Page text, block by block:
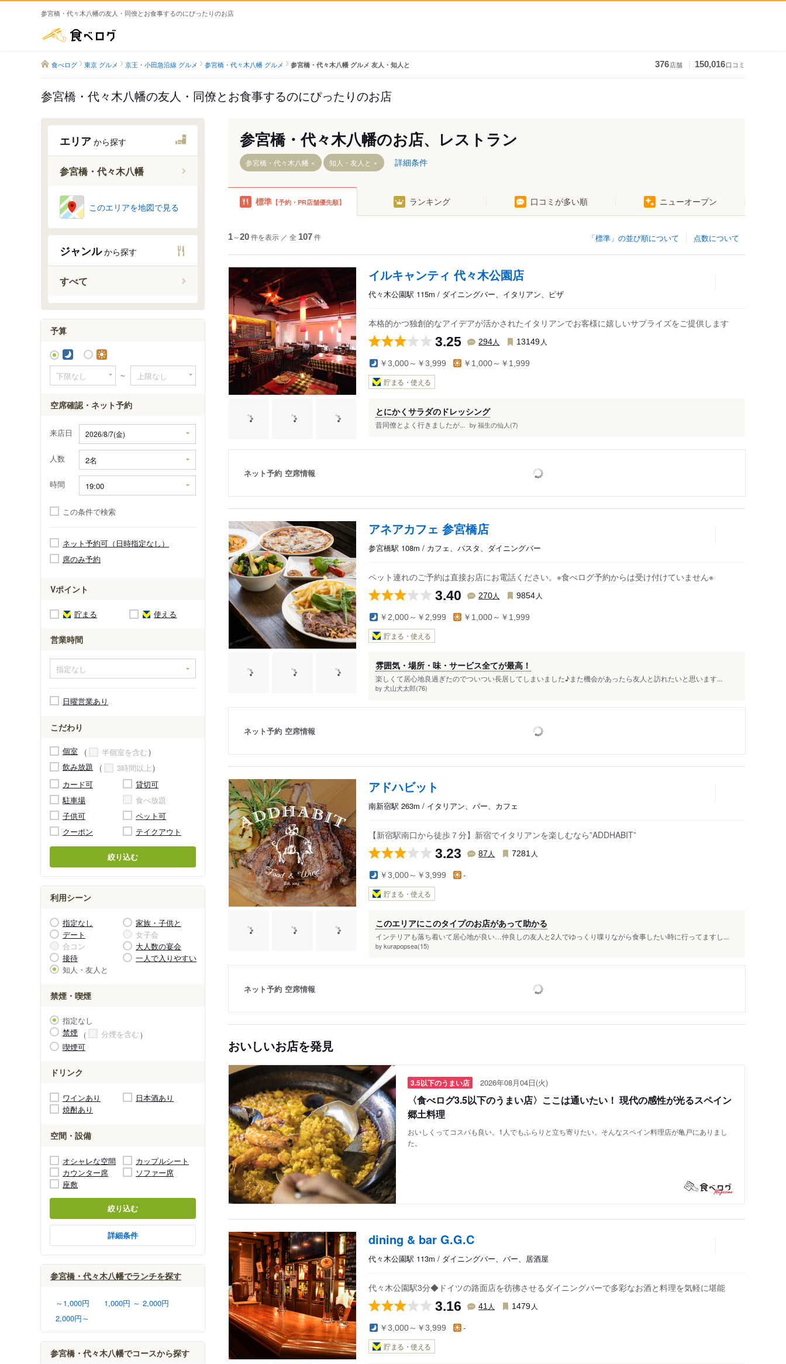
参宮橋・代々木八幡の友人・同僚とお食事するのにぴったりのお店
食べログ 東京 グルメ 京王・小田急沿線 グルメ 参宮橋・代々木八幡 グルメ 参宮橋・代々木八幡 グルメ 友人・知人と 376店舗 150,016口コミ
参宮橋・代々木八幡の友人・同僚とお食事するのにぴったりのお店
エリア から探す
参宮橋・代々木八幡
このエリアを地図で見る
ジャンルから探す
すべて
予算
～
空席確認・ネット予約
来店日
人数
時間
この条件で検索
ネット予約可（日時指定なし）
席のみ予約
Vポイント
貯まる 使える
営業時間
日曜営業あり
こだわり
個室
半個室を含む
飲み放題
3時間以上
カード可
貸切可
駐車場
食べ放題
子供可
ペット可
クーポン
テイクアウト
絞り込む
利用シーン
指定なし
家族・子供と
デート
女子会
合コン
大人数の宴会
接待
一人で入りやすい
知人・友人と
禁煙・喫煙
指定なし
禁煙
分煙を含む
喫煙可
ドリンク
ワインあり
日本酒あり
焼酎あり
空間・設備
オシャレな空間
カップルシート
カウンター席
ソファー席
座敷
絞り込む
詳細条件
参宮橋・代々木八幡でランチを探す
～1,000円
1,000円 ～ 2,000円
2,000円～
参宮橋・代々木八幡でコースから探す
参宮橋・代々木八幡のお店、レストラン
参宮橋・代々木八幡 知人・友人と 詳細条件
標準 【予約・PR店舗優先順】 ランキング 口コミが多い順 ニューオープン
点数について
「標準」の並び順について
1～20件を表示 ／ 全 107件
イルキャンティ 代々木公園店
代々木公園駅 115m / ダイニングバー、イタリアン、ピザ
本格的かつ独創的なアイデアが活かされたイタリアンでお客様に嬉しいサプライズをご提供します
3.25 294人 13149 人
￥3,000～￥3,999 ￥1,000～￥1,999
貯まる・使える
とにかくサラダのドレッシング
昔同僚とよく行きましたが... by 福生の仙人(7)
ネット予約 空席情報
アネアカフェ 参宮橋店
参宮橋駅 108m / カフェ、パスタ、ダイニングバー
ペット連れのご予約は直接お店にお電話ください。※食べログ予約からは受け付けていません※
3.40 270人 9854 人
￥2,000～￥2,999 ￥1,000～￥1,999
貯まる・使える
雰囲気・場所・味・サービス全てが最高！
楽しくて居心地良過ぎたのでついつい長居してしまいました♪また機会があったら友人と訪れたいと思います...
by 犬山犬太郎(76)
ネット予約 空席情報
アドハビット
南新宿駅 263m / イタリアン、バー、カフェ
【新宿駅南口から徒歩７分】新宿でイタリアンを楽しむなら”ADDHABIT”
3.23 87 人 7281 人
￥3,000～￥3,999 -
貯まる・使える
このエリアにこのタイプのお店があって助かる
インテリアも落ち着いて居心地が良い…仲良しの友人と2人でゆっくり喋りながら食事したい時に行ってますし...
by kurapopsea(15)
ネット予約 空席情報
おいしいお店を発見
3.5以下のうまい店 2026年08月04日(火)
〈食べログ3.5以下のうまい店〉ここは通いたい！ 現代の感性が光るスペイン
郷土料理
おいしくってコスパも良い。1人でもふらりと立ち寄りたい。そんなスペイン料理店が亀戸にありまし
た。
dining & bar G.G.C
代々木公園駅 113m / ダイニングバー、バー、居酒屋
代々木公園駅3分◆ドイツの路面店を彷彿させるダイニングバーで多彩なお酒と料理を気軽に堪能
3.16 41 人 1479 人
￥3,000～￥3,999 -
貯まる・使える